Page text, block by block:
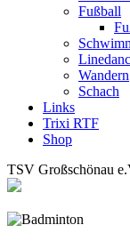
Fußball
Wandern
Schach
Links
Trixi RTF
Shop
TSV Großschönau